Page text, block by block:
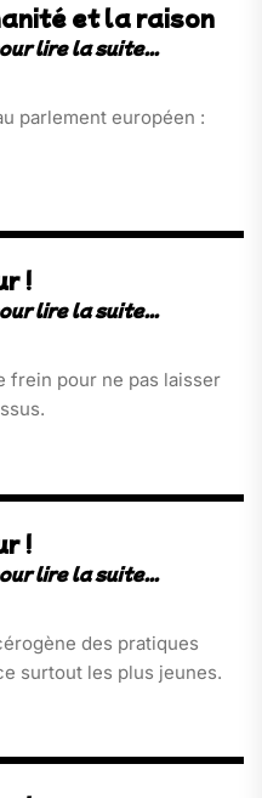
et la raison
parlement européen :
!
frein pour ne pas laisser
!
des pratiques
surtout les plus jeunes.